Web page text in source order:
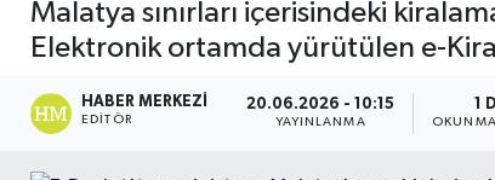
Malatya sınırları içerisindeki
Elektronik ortamda yürütülen e-
HABER MERKEZI
EDITÖR
20.06.2026 - 10:15
YAYINLANMA
1
OKUNMA
Spor